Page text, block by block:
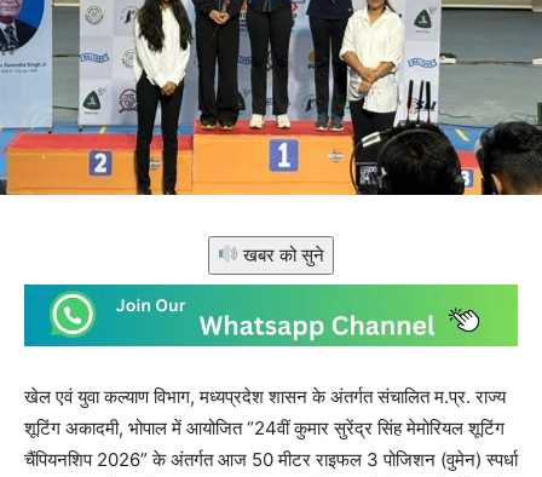
खबर को सुने
खेल एवं युवा कल्याण विभाग, मध्यप्रदेश शासन के अंतर्गत संचालित म.प्र. राज्य
शूटिंग अकादमी, भोपाल में आयोजित “24वीं कुमार सुरेंद्र सिंह मेमोरियल शूटिंग
चैंपियनशिप 2026” के अंतर्गत आज 50 मीटर राइफल 3 पोजिशन (वुमेन) स्पर्धा